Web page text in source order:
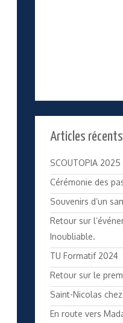
Articles récents
SCOUTOPIA 2025
Cérémonie des
Souvenirs d’un
Retour sur
Inoubliable.
TU Formatif 2024
Retour sur le
Saint-Nicolas
En route vers